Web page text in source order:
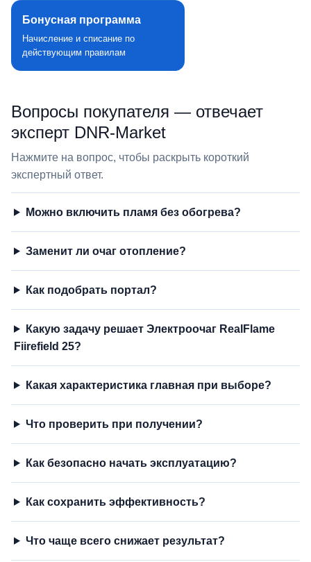
Бонусная программа
Начисление и списание по
действующим правилам
Вопросы покупателя — отвечает
эксперт DNR‑Market
Нажмите на вопрос, чтобы раскрыть короткий
экспертный ответ.
Можно включить пламя без обогрева?
Заменит ли очаг отопление?
Как подобрать портал?
Какую задачу решает Электроочаг RealFlame
Fiirefield 25?
Какая характеристика главная при выборе?
Что проверить при получении?
Как безопасно начать эксплуатацию?
Как сохранить эффективность?
Что чаще всего снижает результат?